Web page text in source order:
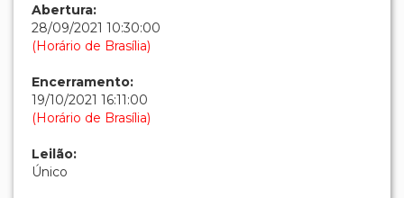
Abertura:
28/09/2021 10:30:00
(Horário de Brasília)
Encerramento:
19/10/2021 16:11:00
(Horário de Brasília)
Leilão:
Único